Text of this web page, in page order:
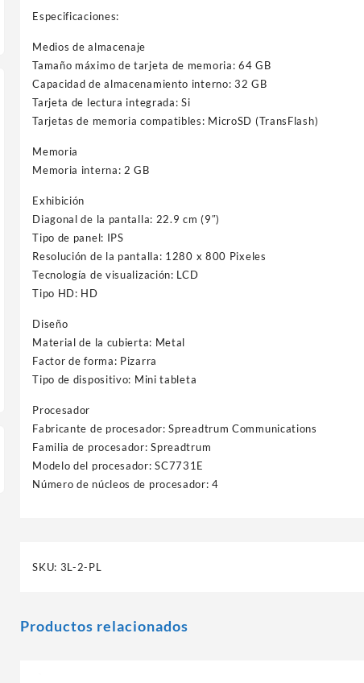
Especificaciones:
Medios de almacenaje
Tamaño máximo de tarjeta de memoria: 64 GB
Capacidad de almacenamiento interno: 32 GB
Tarjeta de lectura integrada: Si
Tarjetas de memoria compatibles: MicroSD (TransFlash)
Memoria
Memoria interna: 2 GB
Exhibición
Diagonal de la pantalla: 22.9 cm (9″)
Tipo de panel: IPS
Resolución de la pantalla: 1280 x 800 Pixeles
Tecnología de visualización: LCD
Tipo HD: HD
Diseño
Material de la cubierta: Metal
Factor de forma: Pizarra
Tipo de dispositivo: Mini tableta
Procesador
Fabricante de procesador: Spreadtrum Communications
Familia de procesador: Spreadtrum
Modelo del procesador: SC7731E
Número de núcleos de procesador: 4
SKU: 3L-2-PL
Productos relacionados